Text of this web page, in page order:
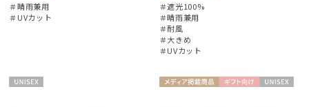
＃晴雨兼用
＃UVカット
＃遮光100%
＃晴雨兼用
＃耐風
＃大きめ
＃UVカット